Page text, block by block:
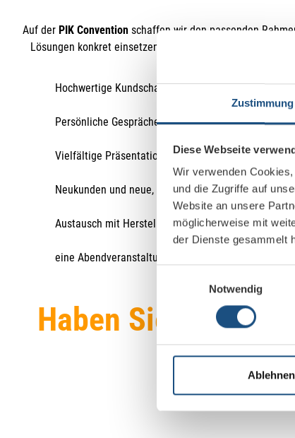
Zustimmung
Diese Webseite
Wir verwenden
und die Zugriffe auf
Website an unsere
möglicherweise mit
der Dienste gesammelt
Notwendig
Ablehnen
Auf der PIK Convention schaffen wir den passenden
Lösungen konkret einsetzen. Die Schwerpunkte der
Hochwertige Kundschaft aus Unternehmen,
Persönliche Gespräche statt anonymer Leads –
Vielfältige Präsentationsmöglichkeiten für Ihre
Neukunden und neue, fachlich relevante Besucher
Austausch mit Herstellern, Integratoren und dem
eine Abendveranstaltung für entspanntes
Haben Sie
Sie